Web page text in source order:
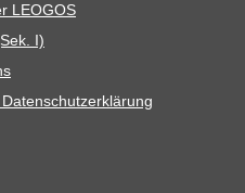
LEOGOS
I)